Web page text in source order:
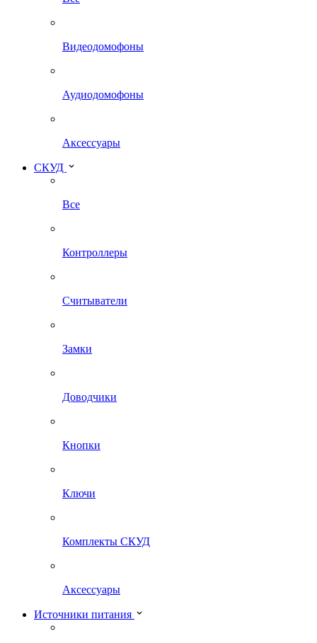
Видеодомофоны
Аудиодомофоны
Аксессуары
СКУД
Все
Контроллеры
Считыватели
Замки
Доводчики
Кнопки
Ключи
Комплекты СКУД
Аксессуары
Источники питания